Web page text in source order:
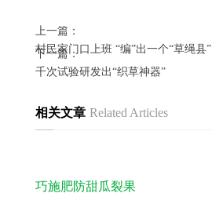
上一篇：
村民家门口上班 “编”出一个“草绳县”
下一篇：
千次试验研发出“织草神器”
相关文章 Related Articles
巧施肥防甜瓜裂果